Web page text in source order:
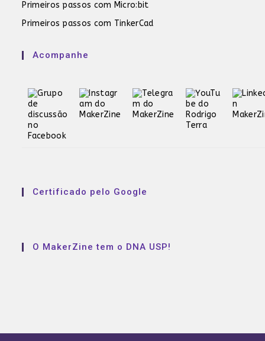
Primeiros passos com Micro:bit
Primeiros passos com TinkerCad
Acompanhe
Certificado pelo Google
O MakerZine tem o DNA USP!